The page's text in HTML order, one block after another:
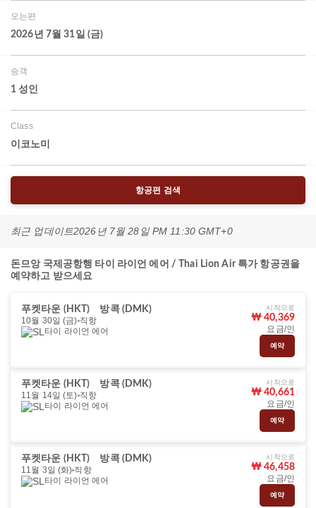
오는편
2026년 7월 31일 (금)
승객
1 성인
Class
이코노미
항공편 검색
최근 업데이트2026년 7월 28일 PM 11:30 GMT+0
돈므앙 국제공항행 타이 라이언 에어 / Thai Lion Air 특가 항공권을
예약하고 받으세요
푸켓타운 (HKT)
방콕 (DMK)
10월 30일 (금) 직항
타이 라이언 에어
시작으로
₩ 40,369
요금/인
예약
푸켓타운 (HKT)
방콕 (DMK)
11월 14일 (토) 직항
타이 라이언 에어
시작으로
₩ 40,661
요금/인
예약
푸켓타운 (HKT)
방콕 (DMK)
11월 3일 (화) 직항
타이 라이언 에어
시작으로
₩ 46,458
요금/인
예약